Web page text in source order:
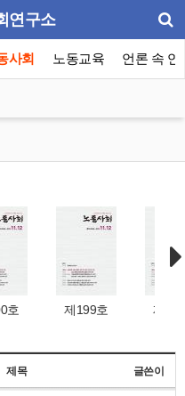
연구소
사회 노동교육 언론 속 연
제199호 제198호
제목 글쓴이